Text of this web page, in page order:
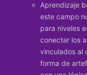
Aprendizaje
este campo
para niveles
conectar los
vinculados al
forma de